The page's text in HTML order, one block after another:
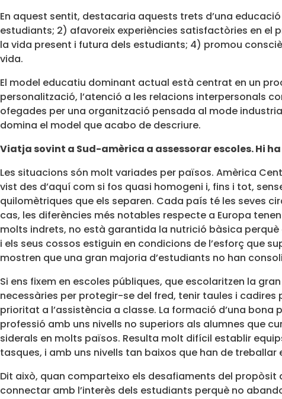
En aquest sentit, destacaria aquests trets d’una
estudiants; 2) afavoreix experiències satisfactòries en el
la vida present i futura dels estudiants; 4) promou
vida.
El model educatiu dominant actual està centrat en un
personalització, l’atenció a les relacions interpersonals
ofegades per una organització pensada al mode
domina el model que acabo de descriure.
Viatja sovint a Sud-amèrica a assessorar escoles. Hi
Les situacions són molt variades per països. Amèrica
vist des d’aquí com si fos quasi homogeni i, fins i tot,
quilomètriques que els separen. Cada país té les seves
cas, les diferències més notables respecte a Europa
molts indrets, no està garantida la nutrició bàsica
i els seus cossos estiguin en condicions de l’esforç que
mostren que una gran majoria d’estudiants no han
Si ens fixem en escoles públiques, que escolaritzen la
necessàries per protegir-se del fred, tenir taules i
prioritat a l’assistència a classe. La formació d’una bona
professió amb uns nivells no superiors als alumnes que
siderals en molts països. Resulta molt difícil establir
tasques, i amb uns nivells tan baixos que han de treballar
Dit això, quan comparteixo els desafiaments del
connectar amb l’interès dels estudiants perquè no